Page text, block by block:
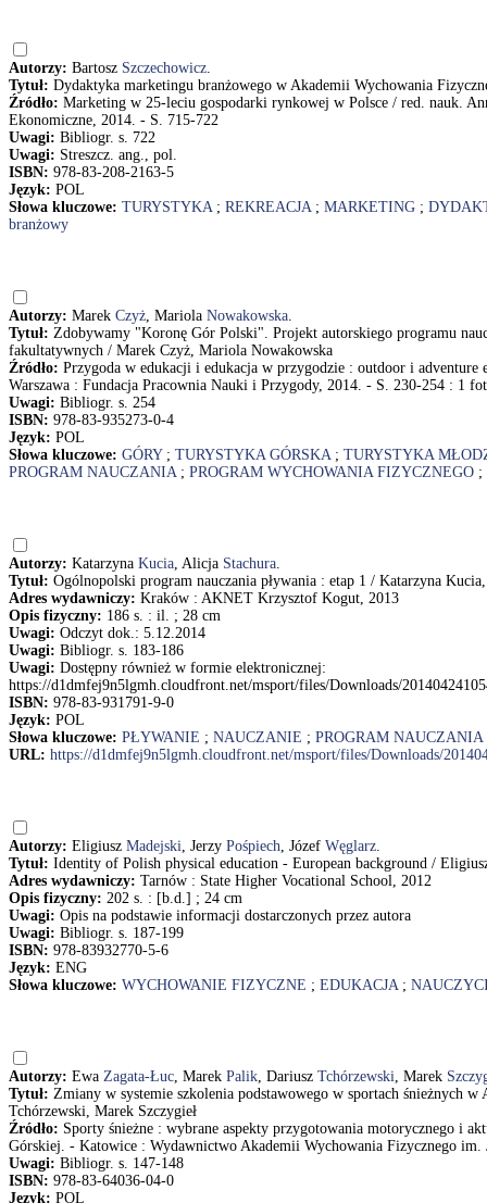
Autorzy: Bartosz Szczechowicz.
Tytuł: Dydaktyka marketingu branżowego w Akademii Wychowania
Źródło: Marketing w 25-leciu gospodarki rynkowej w Polsce / red. nauk.
Ekonomiczne, 2014. - S. 715-722
Uwagi: Bibliogr. s. 722
Uwagi: Streszcz. ang., pol.
ISBN: 978-83-208-2163-5
Język: POL
Słowa kluczowe: TURYSTYKA; REKREACJA; MARKETING ;
branżowy
Autorzy: Marek Czyż, Mariola Nowakowska.
Tytuł: Zdobywamy "Koronę Gór Polski". Projekt autorskiego programu
fakultatywnych / Marek Czyż, Mariola Nowakowska
Źródło: Przygoda w edukacji i edukacja w przygodzie : outdoor i adventure
Warszawa : Fundacja Pracownia Nauki i Przygody, 2014. - S. 230-254 : 1
Uwagi: Bibliogr. s. 254
ISBN: 978-83-935273-0-4
Język: POL
Słowa kluczowe: GÓRY; TURYSTYKA GÓRSKA; TURYSTYKA
PROGRAM NAUCZANIA; PROGRAM WYCHOWANIA FIZYCZNEGO ;
Autorzy: Katarzyna Kucia, Alicja Stachura.
Tytuł: Ogólnopolski program nauczania pływania : etap 1 / Katarzyna
Adres wydawniczy: Kraków : AKNET Krzysztof Kogut, 2013
Opis fizyczny: 186 s. : il. ; 28 cm
Uwagi: Odczyt dok.: 5.12.2014
Uwagi: Bibliogr. s. 183-186
Uwagi: Dostępny również w formie elektronicznej:
https://d1dmfej9n5lgmh.cloudfront.net/msport/files/Downloads/
ISBN: 978-83-931791-9-0
Język: POL
Słowa kluczowe: PŁYWANIE ; NAUCZANIE ; PROGRAM NAUCZANIA
URL: https://d1dmfej9n5lgmh.cloudfront.net/msport/files/Downloads/
Autorzy: Eligiusz Madejski, Jerzy Pośpiech, Józef Węglarz.
Tytuł: Identity of Polish physical education - European background /
Adres wydawniczy: Tarnów : State Higher Vocational School, 2012
Opis fizyczny: 202 s. : [b.d.] ; 24 cm
Uwagi: Opis na podstawie informacji dostarczonych przez autora
Uwagi: Bibliogr. s. 187-199
ISBN: 978-83932770-5-6
Język: ENG
Słowa kluczowe: WYCHOWANIE FIZYCZNE ; EDUKACJA;
Autorzy: Ewa Zagata-Łuc, Marek Palik, Dariusz Tchórzewski, Marek
Tytuł: Zmiany w systemie szkolenia podstawowego w sportach śnieżnych
Tchórzewski, Marek Szczygieł
Źródło: Sporty śnieżne : wybrane aspekty przygotowania motorycznego i
Górskiej. - Katowice : Wydawnictwo Akademii Wychowania Fizycznego
Uwagi: Bibliogr. s. 147-148
ISBN: 978-83-64036-04-0
Język: POL